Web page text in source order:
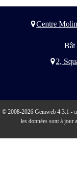
Centre
Bât
2,
© 2008-2026 Gemweb 4.3.1 -
les données sont à jour